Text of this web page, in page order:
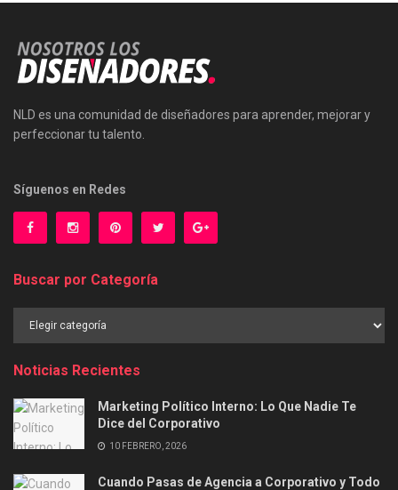
NLD es una comunidad de diseñadores para aprender, mejorar y
perfeccionar tu talento.
Síguenos en Redes
Buscar por Categoría
Noticias Recientes
Marketing Político Interno: Lo Que Nadie Te
Dice del Corporativo
10 FEBRERO, 2026
Cuando Pasas de Agencia a Corporativo y Todo